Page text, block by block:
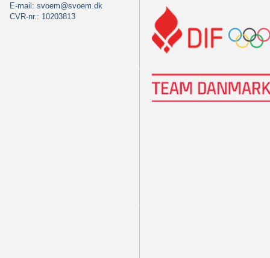
E-mail: svoem@svoem.dk
CVR-nr.: 10203813